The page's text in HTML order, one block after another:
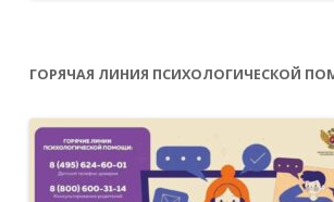
ГОРЯЧАЯ ЛИНИЯ ПСИХОЛОГИЧЕСКОЙ